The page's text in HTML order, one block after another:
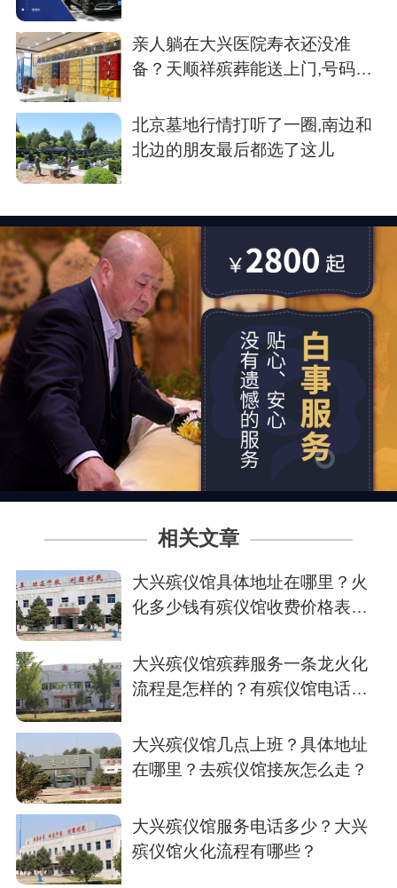
亲人躺在大兴医院寿衣还没准
备？天顺祥殡葬能送上门,号码我
北京墓地行情打听了一圈,南边和
北边的朋友最后都选了这儿
相关文章
大兴殡仪馆具体地址在哪里？火
化多少钱有殡仪馆收费价格表
大兴殡仪馆殡葬服务一条龙火化
流程是怎样的？有殡仪馆电话
大兴殡仪馆几点上班？具体地址
在哪里？去殡仪馆接灰怎么走？
大兴殡仪馆服务电话多少？大兴
殡仪馆火化流程有哪些？